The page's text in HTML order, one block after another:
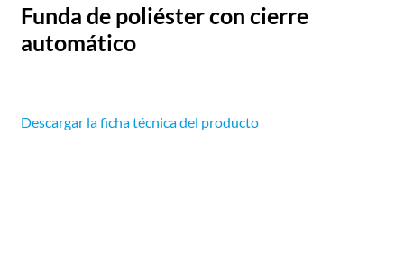
Funda de poliéster con cierre
automático
Descargar la ficha técnica del producto